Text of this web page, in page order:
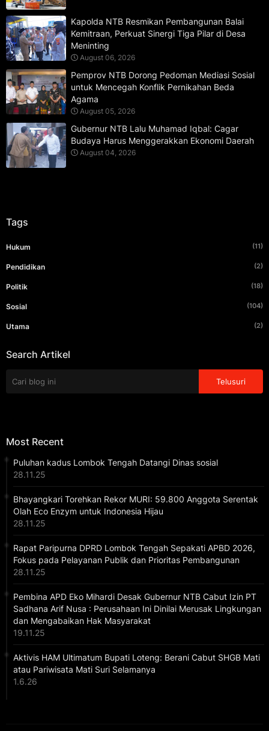
Kapolda NTB Resmikan Pembangunan Balai
Kemitraan, Perkuat Sinergi Tiga Pilar di Desa
Meninting
August 06, 2026
Pemprov NTB Dorong Pedoman Mediasi Sosial
untuk Mencegah Konflik Pernikahan Beda
Agama
August 05, 2026
Gubernur NTB Lalu Muhamad Iqbal: Cagar
Budaya Harus Menggerakkan Ekonomi Daerah
August 04, 2026
Tags
Hukum (11)
Pendidikan (2)
Politik (18)
Sosial (104)
Utama (2)
Search Artikel
Most Recent
Puluhan kadus Lombok Tengah Datangi Dinas sosial
28.11.25
Bhayangkari Torehkan Rekor MURI: 59.800 Anggota Serentak
Olah Eco Enzym untuk Indonesia Hijau
28.11.25
Rapat Paripurna DPRD Lombok Tengah Sepakati APBD 2026,
Fokus pada Pelayanan Publik dan Prioritas Pembangunan
28.11.25
Pembina APD Eko Mihardi Desak Gubernur NTB Cabut Izin PT
Sadhana Arif Nusa : Perusahaan Ini Dinilai Merusak Lingkungan
dan Mengabaikan Hak Masyarakat
19.11.25
Aktivis HAM Ultimatum Bupati Loteng: Berani Cabut SHGB Mati
atau Pariwisata Mati Suri Selamanya
1.6.26